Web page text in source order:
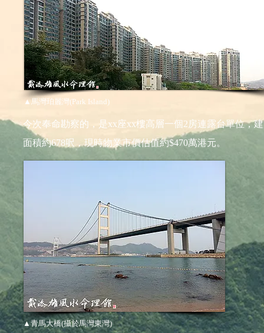
▲馬灣珀麗灣(Park Island)
今次奉命勘察的，是xx座xx樓高層一個2房連露台單位，
面積約678呎，現時物業市價估值約$470萬港元。
▲青馬大橋(攝於馬灣東灣)